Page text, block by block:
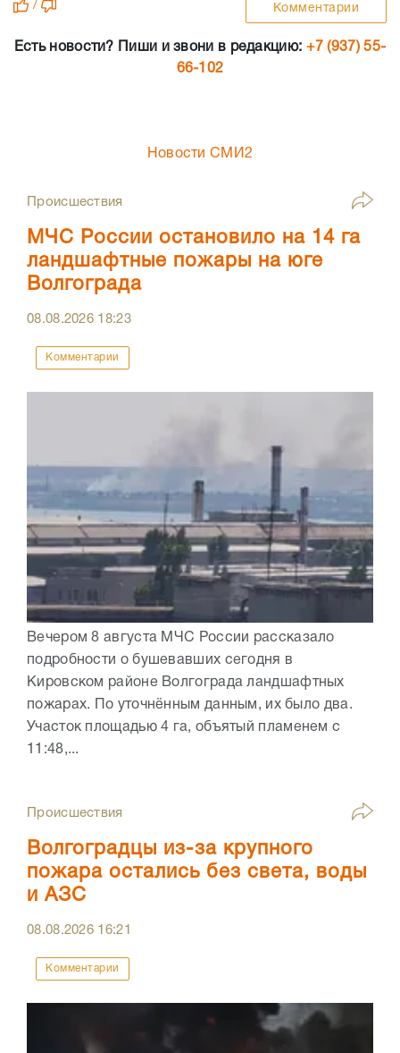
/ Комментарии
Есть новости? Пиши и звони в редакцию: +7 (937) 55-
66-102
Новости СМИ2
Происшествия
МЧС России остановило на 14 га
ландшафтные пожары на юге
Волгограда
08.08.2026 18:23
Комментарии
Вечером 8 августа МЧС России рассказало
подробности о бушевавших сегодня в
Кировском районе Волгограда ландшафтных
пожарах. По уточнённым данным, их было два.
Участок площадью 4 га, объятый пламенем с
11:48,...
Происшествия
Волгоградцы из-за крупного
пожара остались без света, воды
и АЗС
08.08.2026 16:21
Комментарии